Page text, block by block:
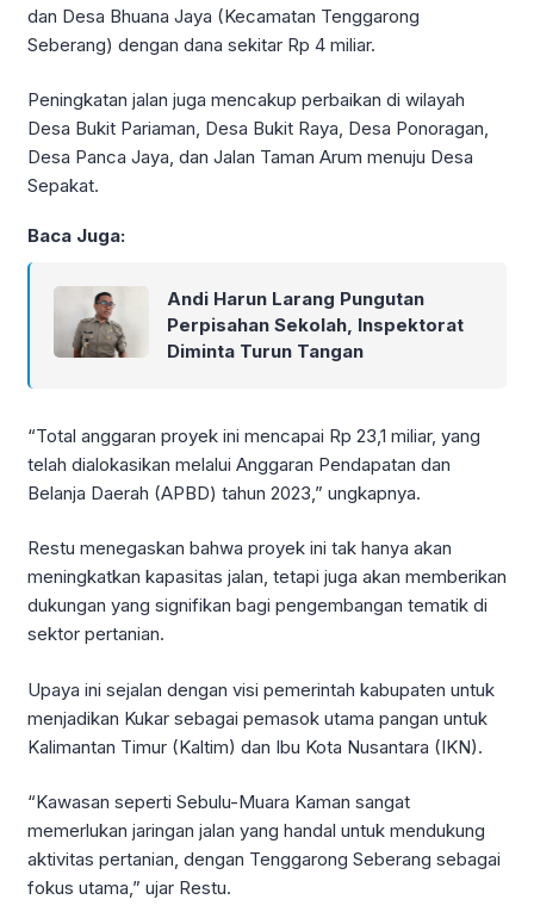
dan Desa Bhuana Jaya (Kecamatan Tenggarong
Seberang) dengan dana sekitar Rp 4 miliar.
Peningkatan jalan juga mencakup perbaikan di wilayah
Desa Bukit Pariaman, Desa Bukit Raya, Desa Ponoragan,
Desa Panca Jaya, dan Jalan Taman Arum menuju Desa
Sepakat.
Baca Juga:
Andi Harun Larang Pungutan
Perpisahan Sekolah, Inspektorat
Diminta Turun Tangan
“Total anggaran proyek ini mencapai Rp 23,1 miliar, yang
telah dialokasikan melalui Anggaran Pendapatan dan
Belanja Daerah (APBD) tahun 2023,” ungkapnya.
Restu menegaskan bahwa proyek ini tak hanya akan
meningkatkan kapasitas jalan, tetapi juga akan memberikan
dukungan yang signifikan bagi pengembangan tematik di
sektor pertanian.
Upaya ini sejalan dengan visi pemerintah kabupaten untuk
menjadikan Kukar sebagai pemasok utama pangan untuk
Kalimantan Timur (Kaltim) dan Ibu Kota Nusantara (IKN).
“Kawasan seperti Sebulu-Muara Kaman sangat
memerlukan jaringan jalan yang handal untuk mendukung
aktivitas pertanian, dengan Tenggarong Seberang sebagai
fokus utama,” ujar Restu.